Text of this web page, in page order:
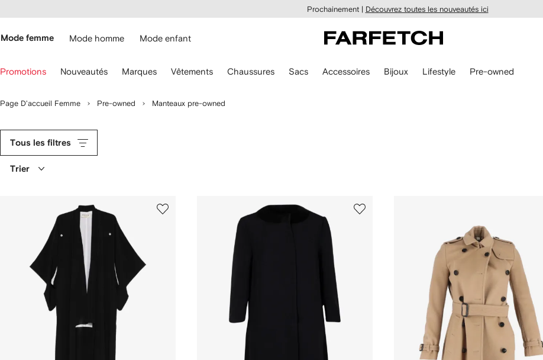
principal
Prochainement | Découvrez toutes les nouveautés ici
Mode femme Mode homme Mode enfant
Promotions Nouveautés Marques Vêtements Chaussures Sacs Accessoires Bijoux Lifestyle Pre-owned
Page D'accueil Femme Pre-owned Manteaux pre-owned
Tous les filtres
Trier